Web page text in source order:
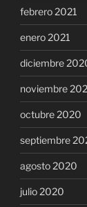
febrero 2021
enero 2021
diciembre
noviembre
octubre 2020
septiembre
agosto 2020
julio 2020